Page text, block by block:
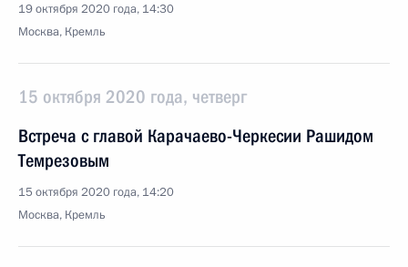
19 октября 2020 года, 14:30
Москва, Кремль
15 октября 2020 года, четверг
Встреча с главой Карачаево-Черкесии Рашидом
Темрезовым
15 октября 2020 года, 14:20
Москва, Кремль